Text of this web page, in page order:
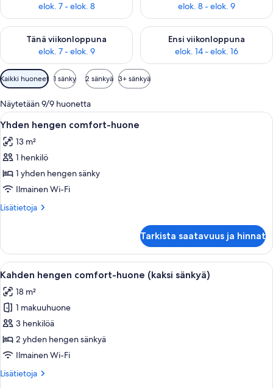
elok. 7 - elok. 8
elok. 8 - elok. 9
Tänä viikonloppuna
elok. 7 - elok. 9
Tarkista tämän viikonlopun saatavuus elok. 7 - elok. 9
Ensi viikonloppuna
elok. 14 - elok. 16
Tarkista ensi viikonlopun
Huoneille
saatavilla
olevia
suodattimia
Kaikki huoneet 1 sänky 2 sänkyä 3+ sänkyä
Näytetään 9/9 huonetta
Avaa
kaikki
huonetyypin
Yhden
hengen
comfort-
huone
Hotellihuone, jossa on sänky,
4
Yhden hengen comfort-huone
13 m²
1 henkilö
1 yhden hengen sänky
Ilmainen Wi-Fi
Lisätietoja
Lisätietoja
comfort-
huone
Tarkista saatavuus ja hinnat
Avaa
kaikki
huonetyypin
Kahden
hengen
comfort-
huone
sänkyä)
Hotellihuone, jossa on suuri sänky,
4
Kahden hengen comfort-huone (kaksi sänkyä)
18 m²
1 makuuhuone
3 henkilöä
2 yhden hengen sänkyä
Ilmainen Wi-Fi
Lisätietoja
Lisätietoja